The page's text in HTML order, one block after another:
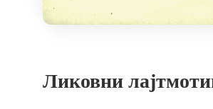
Ликовни